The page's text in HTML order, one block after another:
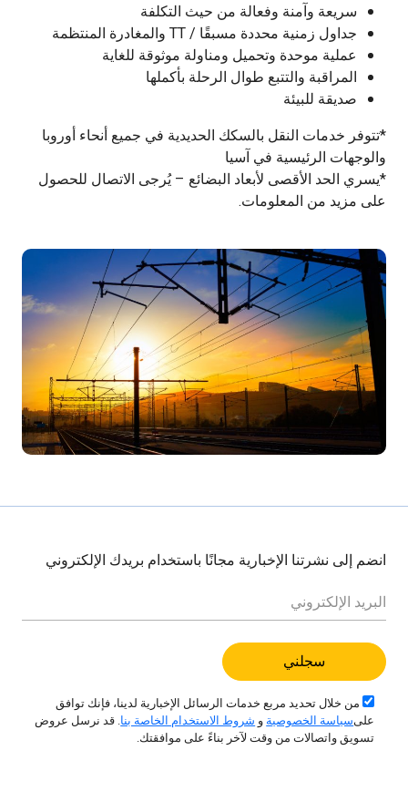
سريعة وآمنة وفعالة من حيث التكلفة
جداول زمنية محددة مسبقًا / TT والمغادرة المنتظمة
عملية موحدة وتحميل ومناولة موثوقة للغاية
المراقبة والتتبع طوال الرحلة بأكملها
صديقة للبيئة
*تتوفر خدمات النقل بالسكك الحديدية في جميع أنحاء أوروبا
والوجهات الرئيسية في آسيا
*يسري الحد الأقصى لأبعاد البضائع – يُرجى الاتصال للحصول
على مزيد من المعلومات.
انضم إلى نشرتنا الإخبارية مجانًا باستخدام بريدك الإلكتروني
من خلال تحديد مربع خدمات الرسائل الإخبارية لدينا، فإنك توافق
علىسياسة الخصوصية و شروط الاستخدام الخاصة بنا. قد نرسل عروض
تسويق واتصالات من وقت لآخر بناءً على موافقتك.